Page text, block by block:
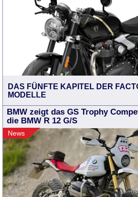
DAS FÜNFTE KAPITEL DER
MODELLE
BMW zeigt das GS Trophy
die BMW R 12 G/S
News